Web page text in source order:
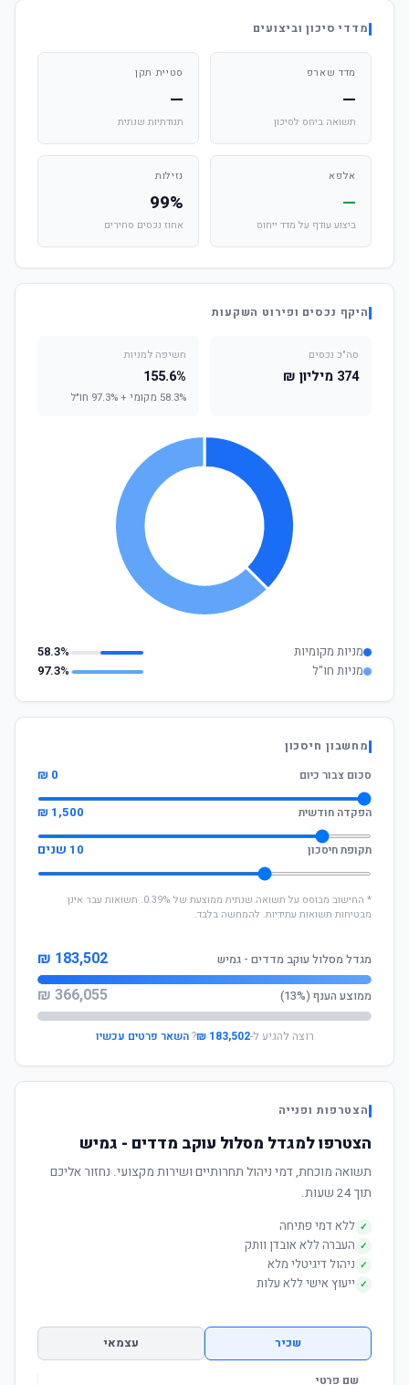
מדדי סיכון וביצועים
מדד שארפ
—
תשואה ביחס לסיכון
סטיית תקן
—
תנודתיות שנתית
אלפא
—
ביצוע עודף על מדד ייחוס
נזילות
99%
אחוז נכסים סחירים
היקף נכסים ופירוט השקעות
סה"כ נכסים
374 מיליון ₪
חשיפה למניות
155.6%
58.3% מקומי + 97.3% חו"ל
מניות מקומיות
58.3%
מניות חו"ל
97.3%
מחשבון חיסכון
סכום צבור כיום
0 ₪
הפקדה חודשית 1,500 ₪
תקופת חיסכון 10 שנים
* החישוב מבוסס על תשואה שנתית ממוצעת של 0.39%. תשואות עבר אינן
מבטיחות תשואות עתידיות. להמחשה בלבד.
מגדל מסלול עוקב מדדים - גמיש 183,502 ₪
ממוצע הענף (13%) 366,055 ₪
רוצה להגיע ל-183,502 ₪
?השאר פרטים עכשיו
הצטרפות ופנייה
הצטרפו למגדל מסלול עוקב מדדים - גמיש
תשואה מוכחת, דמי ניהול תחרותיים ושירות מקצועי. נחזור אליכם
תוך 24 שעות.
✓ ללא דמי פתיחה
✓ העברה ללא אובדן וותק
✓ ניהול דיגיטלי מלא
✓ ייעוץ אישי ללא עלות
שכיר עצמאי
שם פרטי